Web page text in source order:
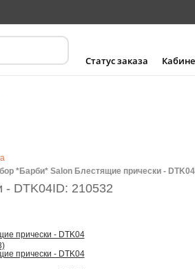
Статус заказа
*Барби* Salon Блестящие прически - DTK04
- DTK04ID: 210532